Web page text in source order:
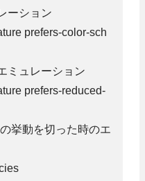
ーション
prefers-color-sch
ミュレーション
prefers-reduced-
挙動を切った時のエ